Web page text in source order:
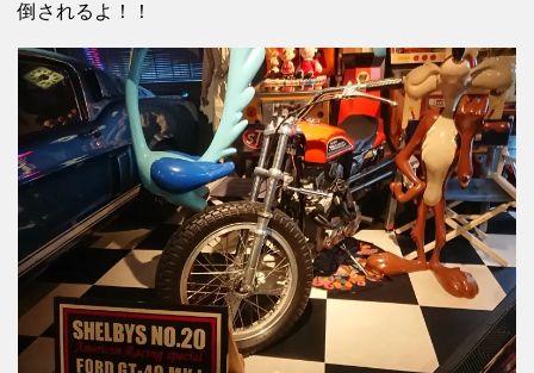
倒されるよ！！